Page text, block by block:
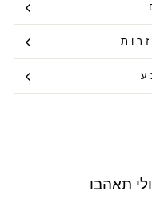
תאהבו